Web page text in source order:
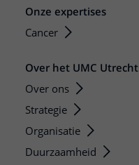
Onze expertises
Cancer
Over het UMC Utrecht
Over ons
Strategie
Organisatie
Duurzaamheid